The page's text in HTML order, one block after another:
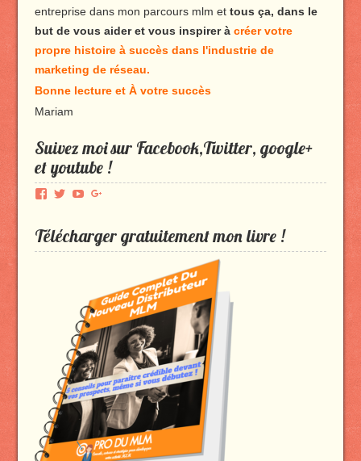
entreprise dans mon parcours mlm ettous ça, dans le
but de vous aider et vous inspirer à créer votre
propre histoire à succès dans l'industrie de
marketing de réseau.
Bonne lecture et À votre succès
Mariam
Suivez moi sur Facebook,Twitter, google+
et youtube !
Voir
de
Produmlm
Voir
de
porodumlm
Voir
de
UC_2UgAmhWDuaRIDwEQiQ9iA
de
produmlm
Télécharger gratuitement mon livre !